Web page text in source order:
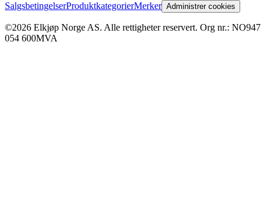
SalgsbetingelserProduktkategorierMerker Administrer cookies
©2026 Elkjøp Norge AS. Alle rettigheter reservert. Org nr.: NO947
054 600MVA